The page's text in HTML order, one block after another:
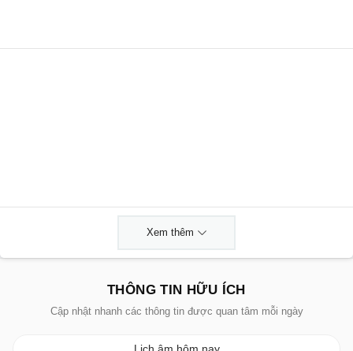
Xem thêm
THÔNG TIN HỮU ÍCH
Cập nhật nhanh các thông tin được quan tâm mỗi ngày
Lịch âm hôm nay